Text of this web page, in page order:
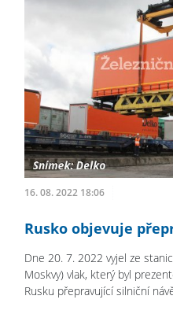
16. 08. 2022 18:06
Rusko objevuje
Dne 20. 7. 2022 vyjel ze
Moskvy) vlak, který byl
Rusku přepravující silniční